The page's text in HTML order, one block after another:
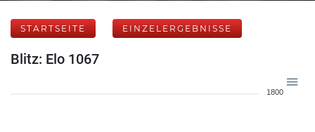
STARTSEITE EINZELERGEBNISSE
Blitz: Elo 1067
1800